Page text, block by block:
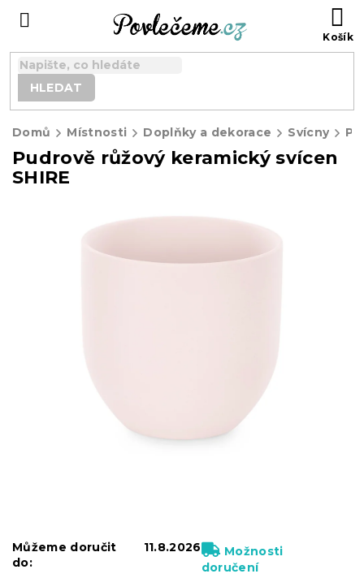
HLEDAT
Domů Místnosti Doplňky a dekorace Svícny
Pudrově růžový keramický svícen
SHIRE
Můžeme doručit
do:
11.8.2026
Možnosti
doručení